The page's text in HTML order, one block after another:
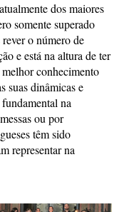
dos maiores
somente superado
o número de
e está na altura de ter
conhecimento
suas dinâmicas e
na
ou por
têm sido
representar na